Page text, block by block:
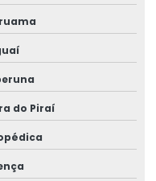
do Piraí